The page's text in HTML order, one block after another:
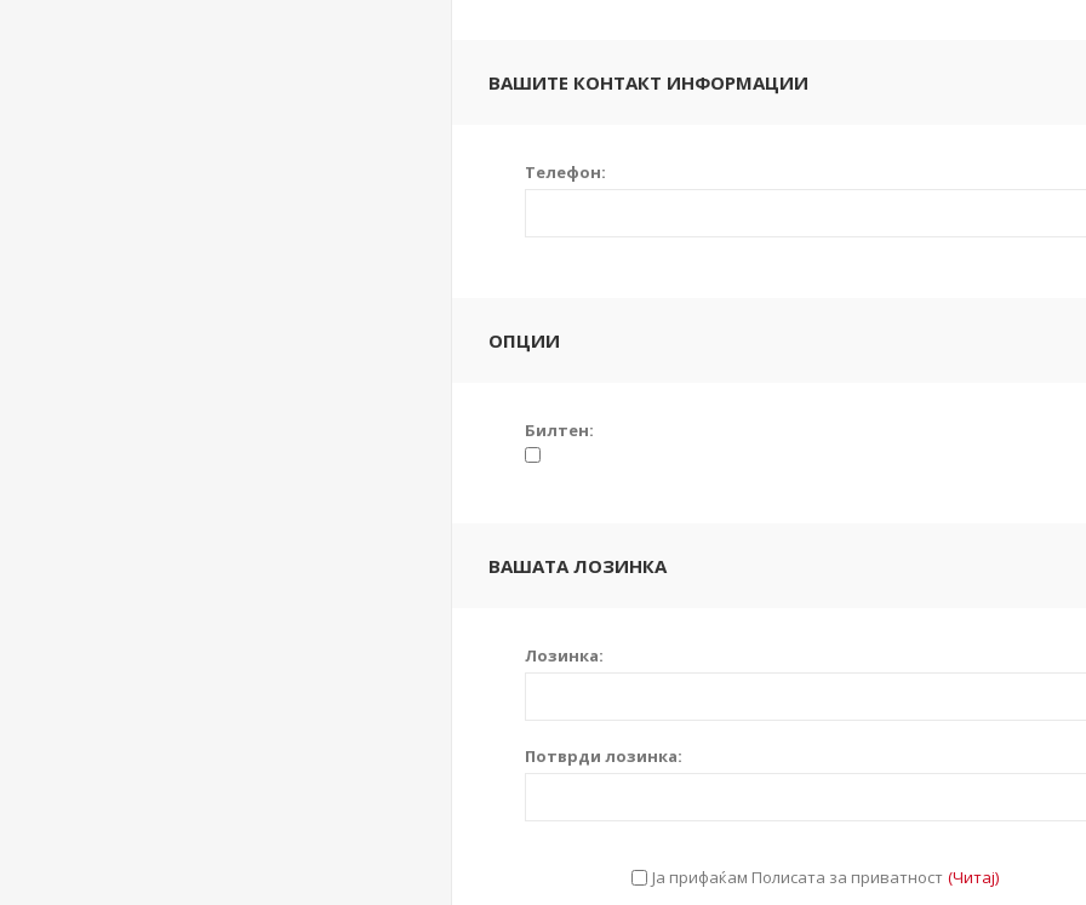
ВАШИТЕ КОНТАКТ ИНФОРМАЦИИ
Телефон:
ОПЦИИ
Билтен:
ВАШАТА ЛОЗИНКА
Лозинка:
Потврди лозинка:
Ја прифаќам Полисата за приватност (Читај)